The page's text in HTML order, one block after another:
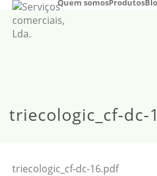
Quem somosProdutos
triecologic_cf-dc-
triecologic_cf-dc-16.pdf